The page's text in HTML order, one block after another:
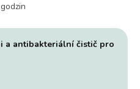
a antibakteriální čistič pro